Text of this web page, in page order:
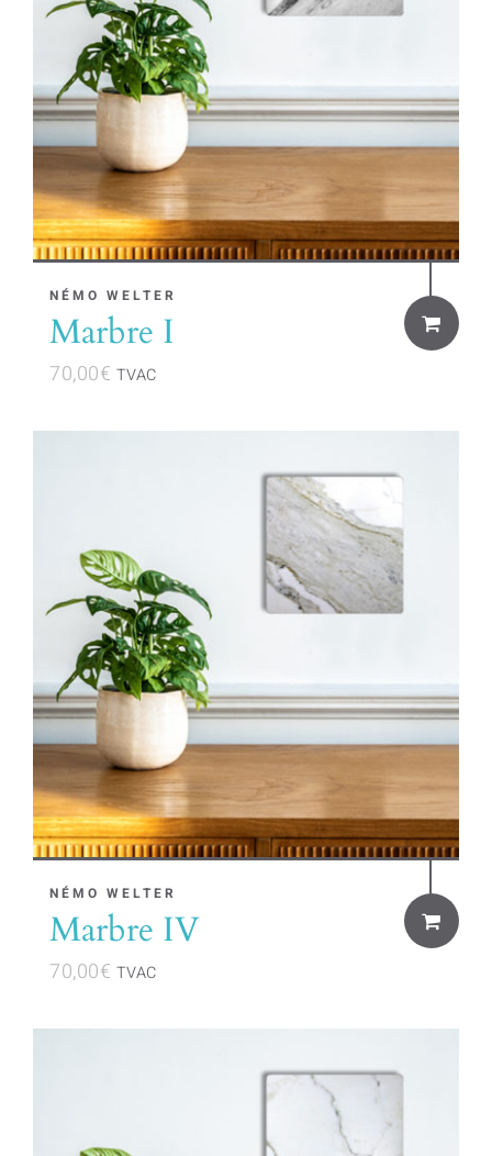
NÉMO WELTER
Marbre I
70,00€ TVAC
NÉMO WELTER
Marbre IV
70,00€ TVAC